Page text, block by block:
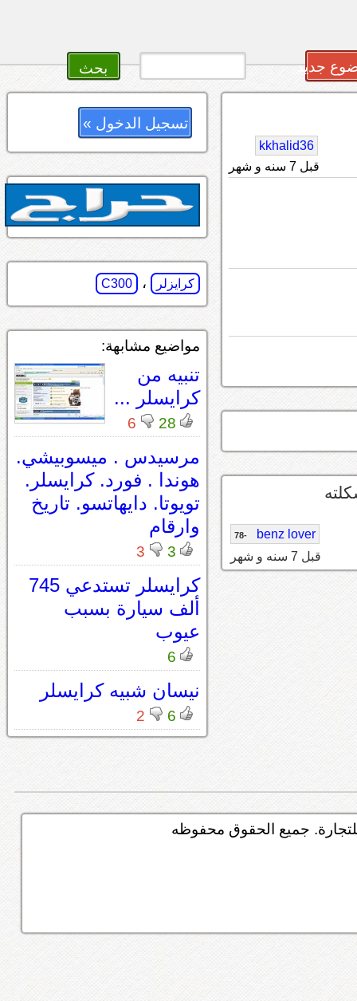
جديد
kkhalid36
قبل 7 سنه و شهر
benz lover
-78
قبل 7 سنه و شهر
تسجيل الدخول »
كرايزلر ، C300
مواضيع مشابهة:
تنبيه من
كرايسلر ...
28
6
مرسيدس . ميسوبيشي.
هوندا . فورد. كرايسلر.
تويوتا. دايهاتسو. تاريخ
وارقام
3
3
كرايسلر تستدعي 745
ألف سيارة بسبب
عيوب
6
نيسان شبيه كرايسلر
6
2
جميع الحقوق محفوظه